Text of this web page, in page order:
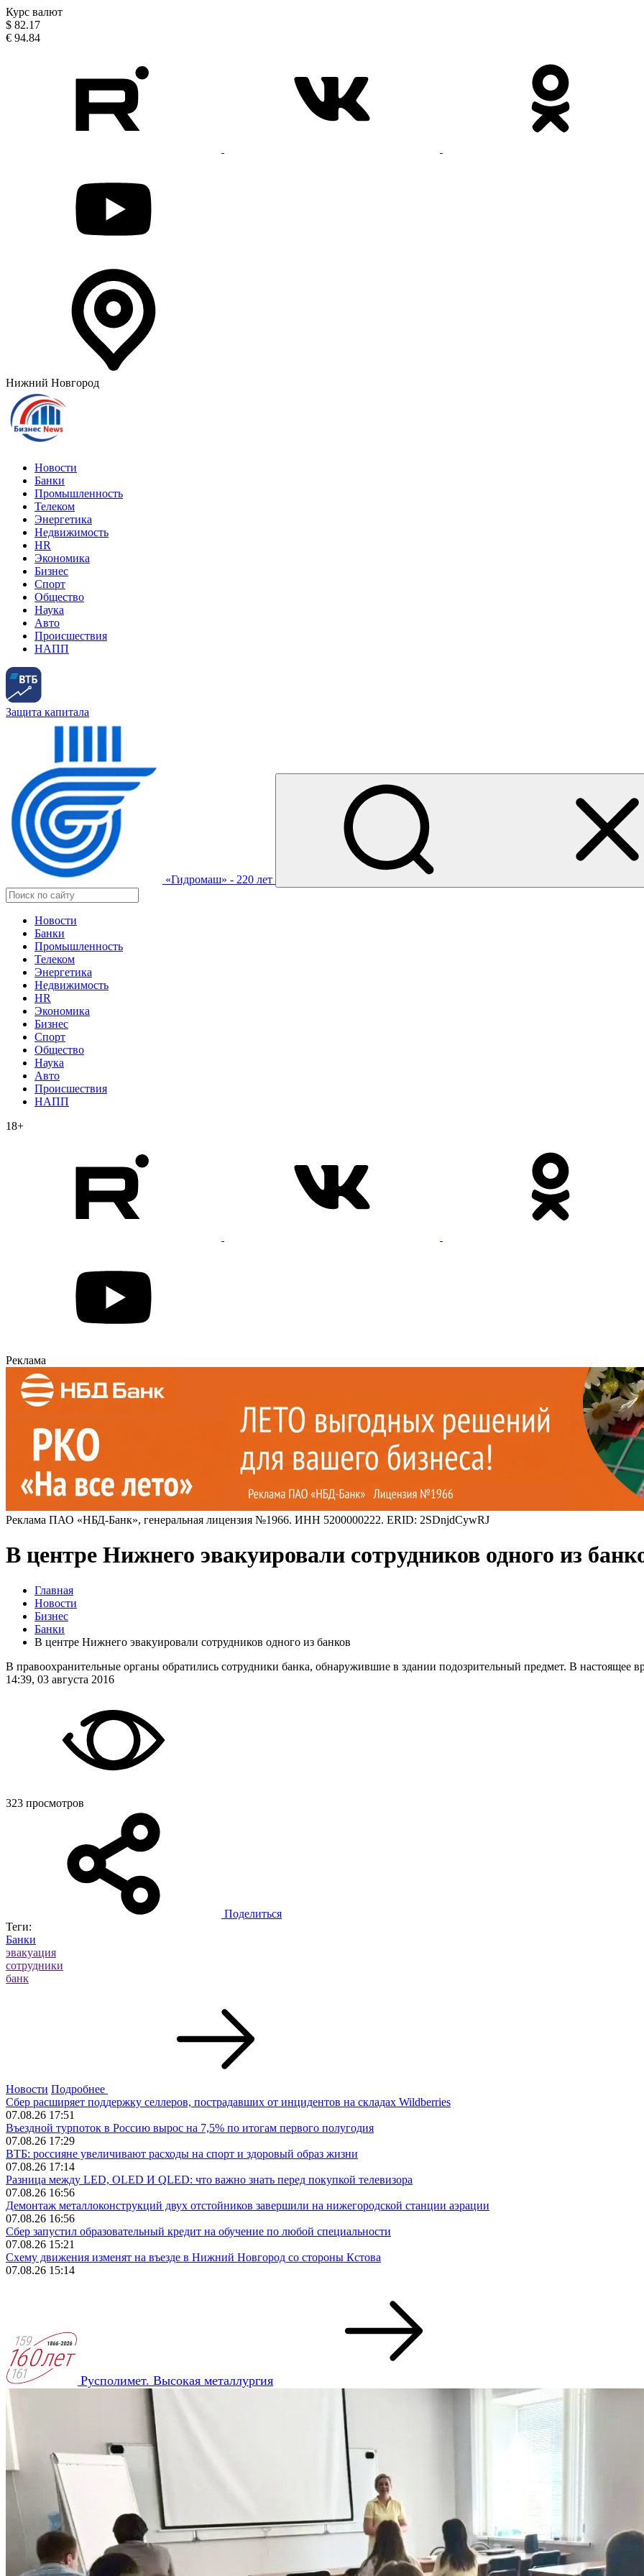
Курс валют
$ 82.17
€ 94.84
Нижний Новгород
Новости
Банки
Промышленность
Телеком
Энергетика
Недвижимость
HR
Экономика
Бизнес
Спорт
Общество
Наука
Авто
Происшествия
НАПП
Защита капитала
«Гидромаш» - 220 лет
Новости
Банки
Промышленность
Телеком
Энергетика
Недвижимость
HR
Экономика
Бизнес
Спорт
Общество
Наука
Авто
Происшествия
НАПП
18+
Реклама
Реклама ПАО «НБД-Банк», генеральная лицензия №1966. ИНН 5200000222. ERID: 2SDnjdCywRJ
В центре Нижнего эвакуировали сотрудников одного из
Главная
Новости
Бизнес
Банки
В центре Нижнего эвакуировали сотрудников одного из банков
В правоохранительные органы обратились сотрудники банка, обнаружившие в здании подозрительный предмет. В настоящее
14:39, 03 августа 2016
323 просмотров
Поделиться
Теги:
Банки
эвакуация
сотрудники
банк
Новости Подробнее
Сбер расширяет поддержку селлеров, пострадавших от инцидентов на складах Wildberries
07.08.26 17:51
Въездной турпоток в Россию вырос на 7,5% по итогам первого полугодия
07.08.26 17:29
ВТБ: россияне увеличивают расходы на спорт и здоровый образ жизни
07.08.26 17:14
Разница между LED, OLED И QLED: что важно знать перед покупкой телевизора
07.08.26 16:56
Демонтаж металлоконструкций двух отстойников завершили на нижегородской станции аэрации
07.08.26 16:56
Сбер запустил образовательный кредит на обучение по любой специальности
07.08.26 15:21
Схему движения изменят на въезде в Нижний Новгород со стороны Кстова
07.08.26 15:14
Русполимет. Высокая металлургия